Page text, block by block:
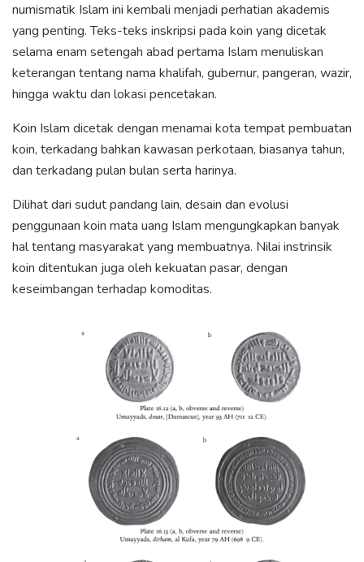
numismatik Islam ini kembali menjadi perhatian akademis
yang penting. Teks-teks inskripsi pada koin yang dicetak
selama enam setengah abad pertama Islam menuliskan
keterangan tentang nama khalifah, gubernur, pangeran, wazir,
hingga waktu dan lokasi pencetakan.
Koin Islam dicetak dengan menamai kota tempat pembuatan
koin, terkadang bahkan kawasan perkotaan, biasanya tahun,
dan terkadang pulan bulan serta harinya.
Dilihat dari sudut pandang lain, desain dan evolusi
penggunaan koin mata uang Islam mengungkapkan banyak
hal tentang masyarakat yang membuatnya. Nilai instrinsik
koin ditentukan juga oleh kekuatan pasar, dengan
keseimbangan terhadap komoditas.